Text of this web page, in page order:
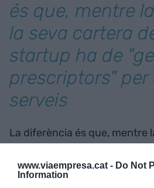
www.viaempresa.cat - Do Not
Information
és que, mentre
la seva cartera
startup ha de
prescriptors" per
serveis
La diferència és que, mentre
startup busca "generar
els seus serveis. Justament